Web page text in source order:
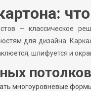
— классическое
для дизайна.
шлифуется и
потолков
многоуровневые